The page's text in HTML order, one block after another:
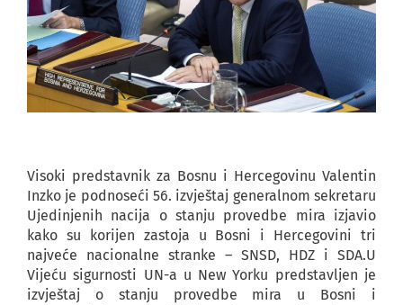
Visoki predstavnik za Bosnu i Hercegovinu Valentin
Inzko je podnoseći 56. izvještaj generalnom sekretaru
Ujedinjenih nacija o stanju provedbe mira izjavio
kako su korijen zastoja u Bosni i Hercegovini tri
najveće nacionalne stranke – SNSD, HDZ i SDA.U
Vijeću sigurnosti UN-a u New Yorku predstavljen je
izvještaj o stanju provedbe mira u Bosni i